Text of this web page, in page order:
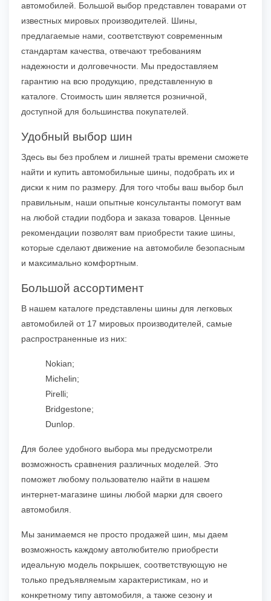
автомобилей. Большой выбор представлен товарами от
известных мировых производителей. Шины,
предлагаемые нами, соответствуют современным
стандартам качества, отвечают требованиям
надежности и долговечности. Мы предоставляем
гарантию на всю продукцию, представленную в
каталоге. Стоимость шин является розничной,
доступной для большинства покупателей.
Удобный выбор шин
Здесь вы без проблем и лишней траты времени сможете
найти и купить автомобильные шины, подобрать их и
диски к ним по размеру. Для того чтобы ваш выбор был
правильным, наши опытные консультанты помогут вам
на любой стадии подбора и заказа товаров. Ценные
рекомендации позволят вам приобрести такие шины,
которые сделают движение на автомобиле безопасным
и максимально комфортным.
Большой ассортимент
В нашем каталоге представлены шины для легковых
автомобилей от 17 мировых производителей, самые
распространенные из них:
Nokian;
Michelin;
Pirelli;
Bridgestone;
Dunlop.
Для более удобного выбора мы предусмотрели
возможность сравнения различных моделей. Это
поможет любому пользователю найти в нашем
интернет-магазине шины любой марки для своего
автомобиля.
Мы занимаемся не просто продажей шин, мы даем
возможность каждому автолюбителю приобрести
идеальную модель покрышек, соответствующую не
только предъявляемым характеристикам, но и
конкретному типу автомобиля, а также сезону и